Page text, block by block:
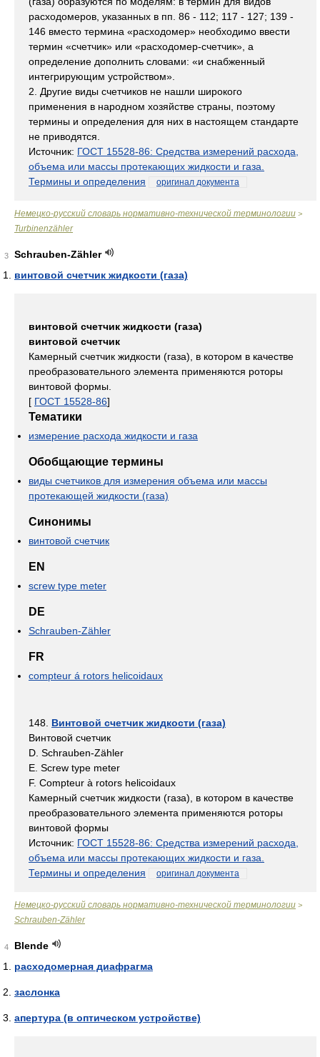
расходомеров, указанных в пп. 86 - 112; 117 - 127; 139 -
146 вместо термина «расходомер» необходимо ввести
термин «счетчик» или «расходомер-счетчик», а
определение дополнить словами: «и снабженный
интегрирующим устройством».
2. Другие виды счетчиков не нашли широкого
применения в народном хозяйстве страны, поэтому
термины и определения для них в настоящем стандарте
не приводятся.
Источник: ГОСТ 15528-86: Средства измерений расхода,
объема или массы протекающих жидкости и газа.
Термины и определения
оригинал документа
Немецко-русский словарь нормативно-технической терминологии >
Turbinenzähler
3
Schrauben-Zähler
винтовой счетчик жидкости (газа)
винтовой счетчик жидкости (газа)
винтовой счетчик
Камерный счетчик жидкости (газа), в котором в качестве
преобразовательного элемента применяются роторы
винтовой формы.
[ ГОСТ 15528-86]
Тематики
измерение расхода жидкости и газа
Обобщающие термины
виды счетчиков для измерения объема или массы
протекающей жидкости (газа)
Синонимы
винтовой счетчик
EN
screw type meter
DE
Schrauben-Zähler
FR
compteur á rotors helicoidaux
148. Винтовой счетчик жидкости (газа)
Винтовой счетчик
D. Schrauben-Zähler
E. Screw type meter
F. Compteur à rotors helicoidaux
Камерный счетчик жидкости (газа), в котором в качестве
преобразовательного элемента применяются роторы
винтовой формы
Источник: ГОСТ 15528-86: Средства измерений расхода,
объема или массы протекающих жидкости и газа.
Термины и определения
оригинал документа
Немецко-русский словарь нормативно-технической терминологии >
Schrauben-Zähler
4
Blende
расходомерная диафрагма
заслонка
апертура (в оптическом устройстве)